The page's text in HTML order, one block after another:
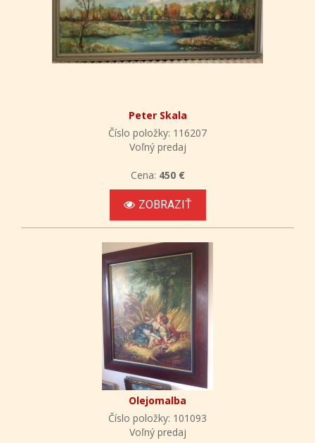
Peter Skala
Číslo položky: 116207
Voľný predaj
Cena: 450 €
ZOBRAZIŤ
Olejomalba
Číslo položky: 101093
Voľný predaj